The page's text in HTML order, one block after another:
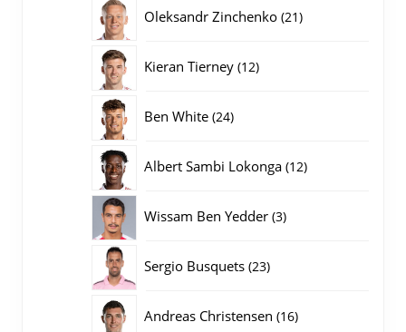
Oleksandr Zinchenko 2121
Kieran Tierney 1212
Ben White 2424
Albert Sambi Lokonga 1212
Wissam Ben Yedder 33
Sergio Busquets 2323
Andreas Christensen 1616